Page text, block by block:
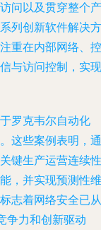
问以及贯穿整个产
列创新软件解决方
重在内部网络、控
与访问控制，实现
罗克韦尔自动化
这些案例表明，通
键生产运营连续性
，并实现预测性维
志着网络安全已从
争力和创新驱动